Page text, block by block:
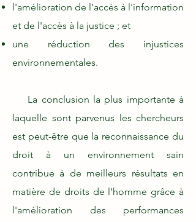
l'amélioration de l'accès à l'information
et de l'accès à la justice ; et
une réduction des injustices
environnementales.
La conclusion la plus importante à
laquelle sont parvenus les chercheurs
est peut-être que la reconnaissance du
droit à un environnement sain
contribue à de meilleurs résultats en
matière de droits de l'homme grâce à
l'amélioration des performances